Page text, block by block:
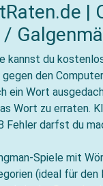
|
/
kannst du
gegen den
ein Wort
Wort zu erraten.
Fehler darfst du
Spiele mit
(ideal für den